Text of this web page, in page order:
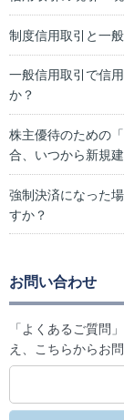
制度信用取引と一
一般信用取引で信
か？
株主優待のための
合、いつから新規
強制決済になった
すか？
お問い合わせ
「よくあるご質問
え、こちらからお